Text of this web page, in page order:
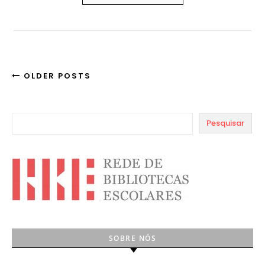
OLDER POSTS
Pesquisar
SOBRE NÓS